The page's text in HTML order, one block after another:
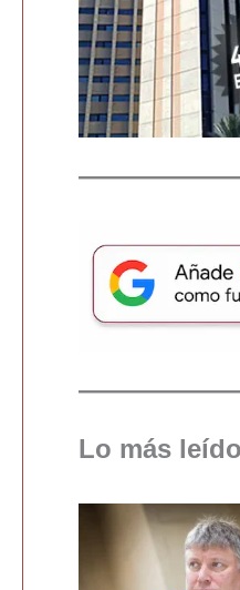
Lo más leído